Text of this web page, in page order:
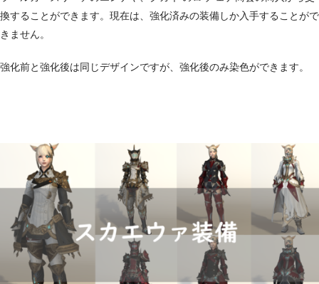
換することができます。現在は、強化済みの装備しか入手することがで
きません。
強化前と強化後は同じデザインですが、強化後のみ染色ができます。